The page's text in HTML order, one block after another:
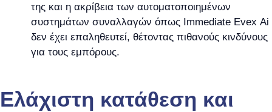
της και η ακρίβεια των αυτοματοποιημένων
συστημάτων συναλλαγών όπως Immediate Evex Ai
δεν έχει επαληθευτεί, θέτοντας πιθανούς κινδύνους
για τους εμπόρους.
Ελάχιστη κατάθεση και